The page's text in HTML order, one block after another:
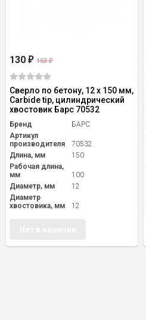
130 ₽ 153₽
Сверло по бетону, 12 х 150 мм,
Carbide tip, цилиндрический
хвостовик Барс 70532
Бренд
БАРС
Артикул
производителя
70532
Длина, мм
150
Рабочая длина,
мм
100
Диаметр, мм
12
Диаметр
хвостовика, мм
12